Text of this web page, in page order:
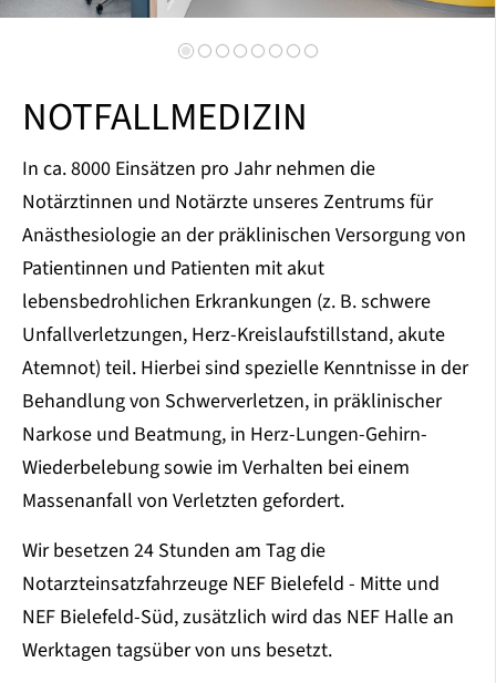
NOTFALLMEDIZIN
In ca. 8000 Einsätzen pro Jahr nehmen die
Notärztinnen und Notärzte unseres Zentrums für
Anästhesiologie an der präklinischen Versorgung von
Patientinnen und Patienten mit akut
lebensbedrohlichen Erkrankungen (z. B. schwere
Unfallverletzungen, Herz-Kreislaufstillstand, akute
Atemnot) teil. Hierbei sind spezielle Kenntnisse in der
Behandlung von Schwerverletzen, in präklinischer
Narkose und Beatmung, in Herz-Lungen-Gehirn-
Wiederbelebung sowie im Verhalten bei einem
Massenanfall von Verletzten gefordert.
Wir besetzen 24 Stunden am Tag die
Notarzteinsatzfahrzeuge NEF Bielefeld - Mitte und
NEF Bielefeld-Süd, zusätzlich wird das NEF Halle an
Werktagen tagsüber von uns besetzt.